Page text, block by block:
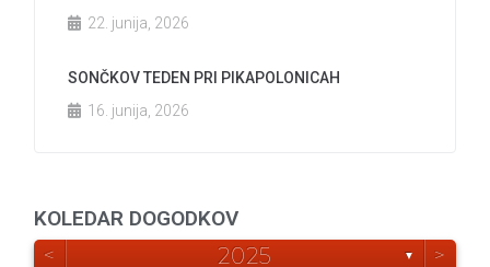
22. junija, 2026
SONČKOV TEDEN PRI PIKAPOLONICAH
16. junija, 2026
KOLEDAR DOGODKOV
< 2025 ▼ >